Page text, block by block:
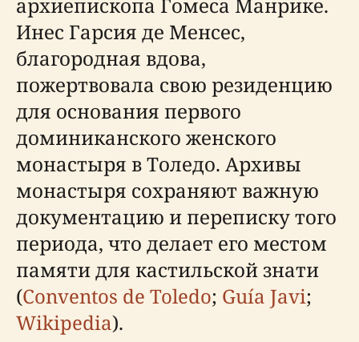
архиепископа Гомеса Манрике.
Инес Гарсия де Менсес,
благородная вдова,
пожертвовала свою резиденцию
для основания первого
доминиканского женского
монастыря в Толедо. Архивы
монастыря сохраняют важную
документацию и переписку того
периода, что делает его местом
памяти для кастильской знати
(Conventos de Toledo; Guía Javi;
Wikipedia).